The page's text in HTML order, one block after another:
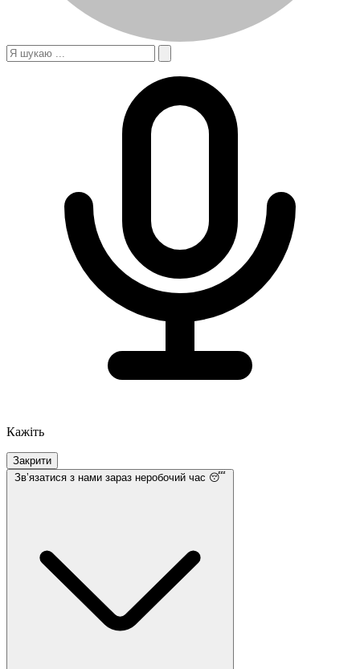
Кажіть
Закрити
Звʼязатися з нами зараз неробочий час 😴